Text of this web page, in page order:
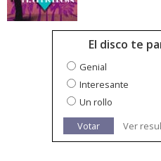
El disco te
Genial
Interesante
Un rollo
Votar
Ver